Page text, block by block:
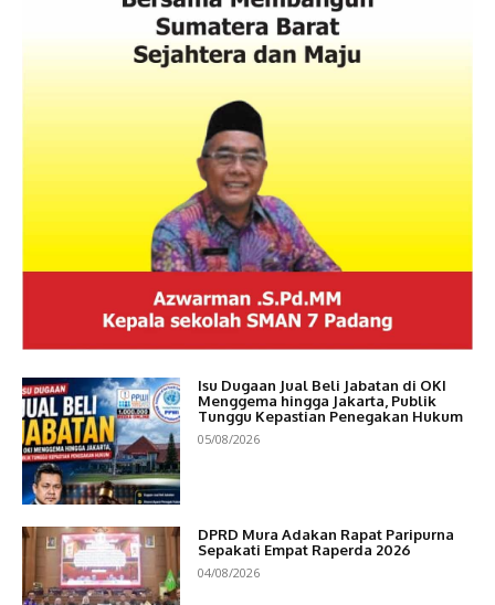
Isu Dugaan Jual Beli Jabatan di OKI
Menggema hingga Jakarta, Publik
Tunggu Kepastian Penegakan Hukum
05/08/2026
DPRD Mura Adakan Rapat Paripurna
Sepakati Empat Raperda 2026
04/08/2026